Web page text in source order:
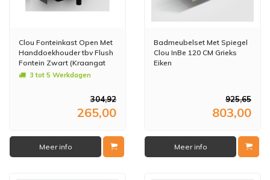
Clou Fonteinkast Open Met
Handdoekhouder tbv Flush
Fontein Zwart (Kraangat
Rechts)
3 tot 5 Werkdagen
304,92
265,00
Meer info
Badmeubelset Met Spiegel
Clou InBe 120 CM Grieks
Eiken
925,65
803,00
Meer info